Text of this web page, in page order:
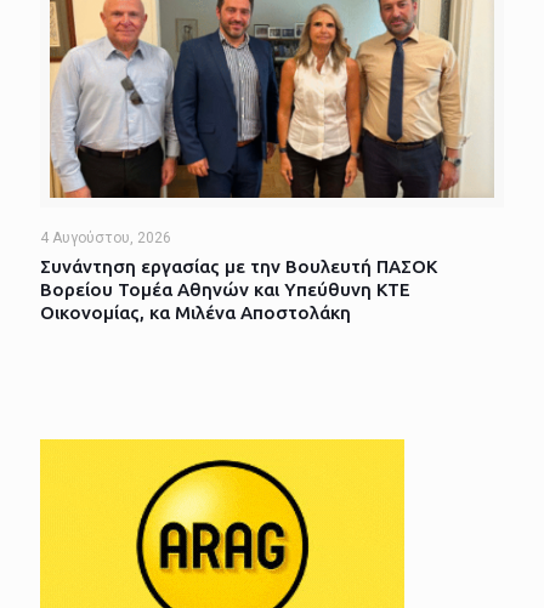
4 Αυγούστου, 2026
Συνάντηση εργασίας με την Βουλευτή ΠΑΣΟΚ
Βορείου Τομέα Αθηνών και Υπεύθυνη ΚΤΕ
Οικονομίας, κα Μιλένα Αποστολάκη